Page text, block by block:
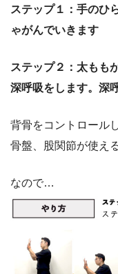
ステップ１：手のひ
ゃがんでいきます
ステップ２：太もも
深呼吸をします。深
背骨をコントロール
骨盤、股関節が使え
なので…